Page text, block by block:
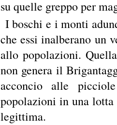
su quelle greppo per
I boschi e i monti
che essi inalberano un
allo popolazioni.
non genera il
acconcio alle
popolazioni in una
legittima.